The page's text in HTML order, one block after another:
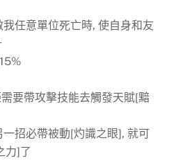
任意單位死亡時, 使自身和友
要帶攻擊技能去觸發天賦[黯
一招必帶被動[灼識之眼], 就可
力]了